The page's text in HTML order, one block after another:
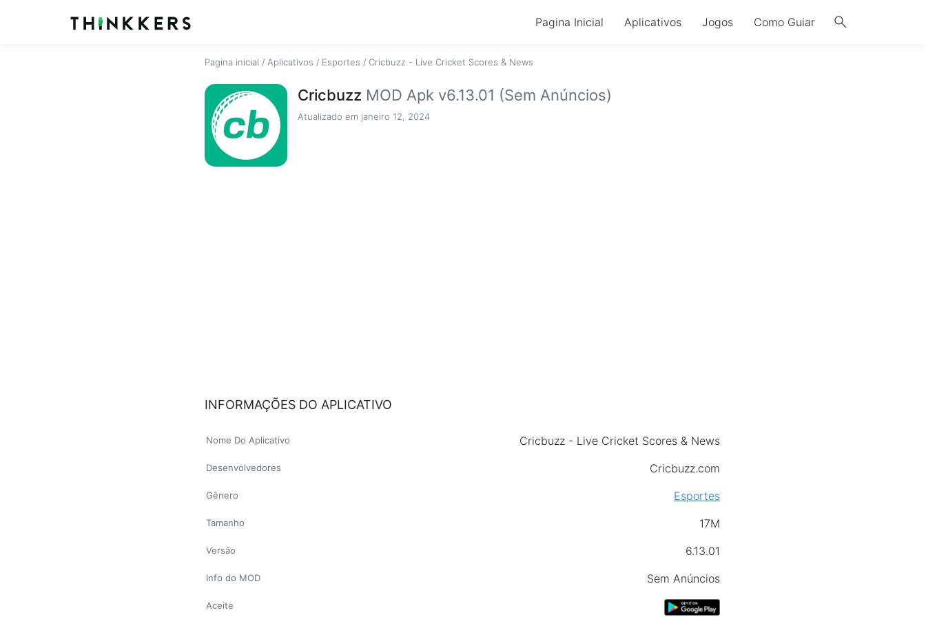
search
Pagina Inicial Aplicativos Jogos Como Guiar
Pagina inicial / Aplicativos / Esportes / Cricbuzz - Live Cricket Scores & News
Cricbuzz MOD Apk v6.13.01 (Sem Anúncios)
Atualizado em janeiro 12, 2024
INFORMAÇÕES DO APLICATIVO
Nome Do Aplicativo Cricbuzz - Live Cricket Scores & News
Desenvolvedores Cricbuzz.com
Gênero Esportes
Tamanho 17M
Versão 6.13.01
Info do MOD Sem Anúncios
Aceite